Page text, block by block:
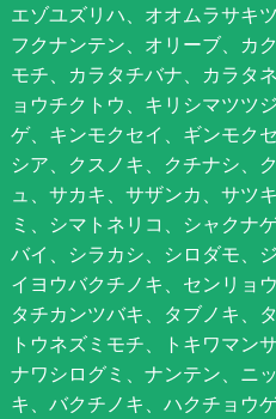
エゾユズリハ、オオムラサキ
フクナンテン、オリーブ、カ
モチ、カラタチバナ、カラタ
ョウチクトウ、キリシマツツ
ゲ、キンモクセイ、ギンモク
シア、クスノキ、クチナシ、
ュ、サカキ、サザンカ、サツ
ミ、シマトネリコ、シャクナ
バイ、シラカシ、シロダモ、
イヨウバクチノキ、センリョ
タチカンツバキ、タブノキ、
トウネズミモチ、トキワマン
ナワシログミ、ナンテン、ニ
キ、バクチノキ、ハクチョウ